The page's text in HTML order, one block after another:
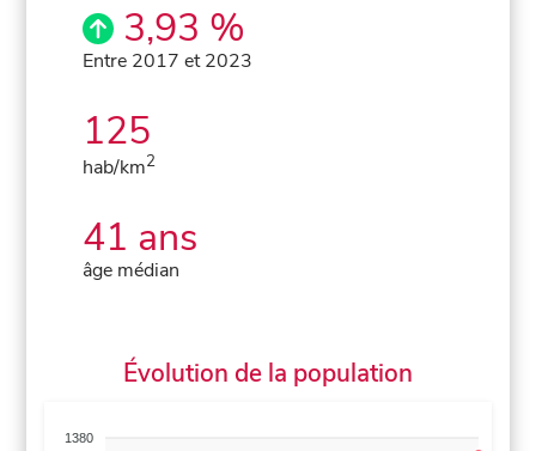
3,93 %
Entre 2017 et 2023
125
hab/km2
41 ans
âge médian
Évolution de la population
1380